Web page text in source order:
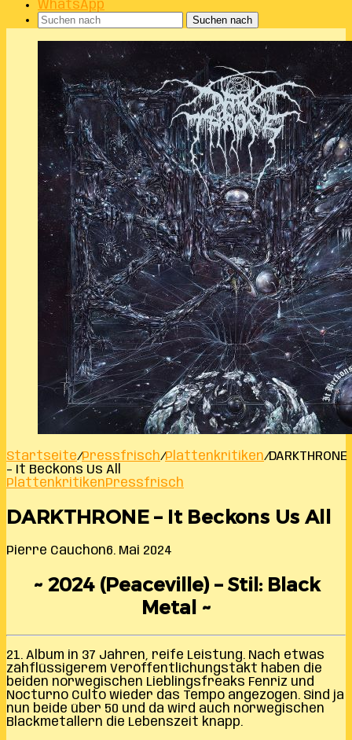
WhatsApp
Suchen nach
Startseite/Pressfrisch/Plattenkritiken/DARKTHRONE
– It Beckons Us All
PlattenkritikenPressfrisch
DARKTHRONE – It Beckons Us All
Pierre Cauchon6. Mai 2024
~ 2024 (Peaceville) – Stil: Black
Metal ~
21. Album in 37 Jahren, reife Leistung. Nach etwas
zähflüssigerem Veröffentlichungstakt haben die
beiden norwegischen Lieblingsfreaks Fenriz und
Nocturno Culto wieder das Tempo angezogen. Sind ja
nun beide über 50 und da wird auch norwegischen
Blackmetallern die Lebenszeit knapp.